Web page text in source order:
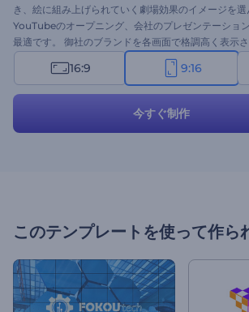
き、絵に組み上げられていく劇場効果のイメージを選
YouTubeのオープニング、会社のプレゼンテーショ
最適です。 御社のブランドを各画面で格調高く表示
16:9 9:16
今すぐ制作
このテンプレートを使って作ら